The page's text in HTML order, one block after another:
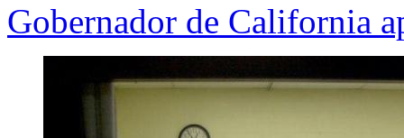
Gobernador de California